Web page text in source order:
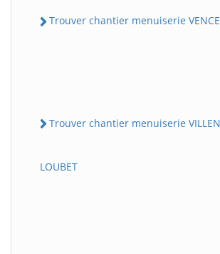
Trouver chantier menuiserie VENCE
Trouver chantier menuiserie
LOUBET